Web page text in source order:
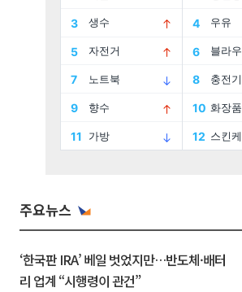
주요뉴스
‘한국판 IRA’ 베일 벗었지만…반도체·배터
리 업계 “시행령이 관건”